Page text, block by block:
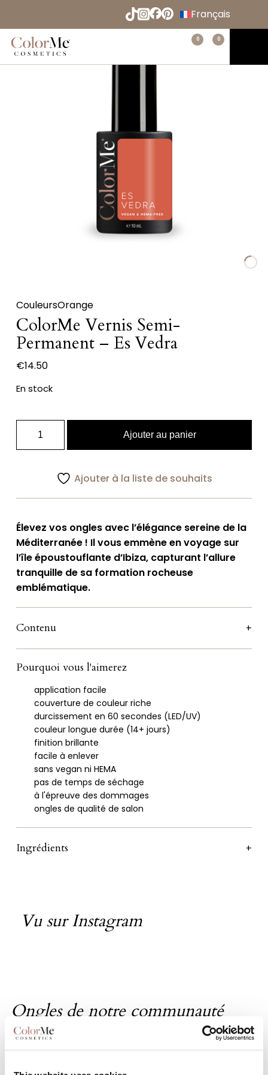
English
Español
Deutsch
Français
Home 0 0
Vu sur Instagram
Ongles de notre communauté
Laissez-vous inspirer par la créativité de notre
communauté.
CouleursOrange
ColorMe Vernis Semi-
Permanent – Es Vedra
€14.50
En stock
Permanent
Es
Vedra
Ajouter au panier
Élevez vos ongles avec l’élégance sereine de la
Méditerranée ! Il vous emmène en voyage sur
l’île époustouflante d’Ibiza, capturant l’allure
tranquille de sa formation rocheuse
emblématique.
Ajouter à la liste de souhaits
Pourquoi vous l'aimerez
application facile
couverture de couleur riche
durcissement en 60 secondes (LED/UV)
couleur longue durée (14+ jours)
finition brillante
facile à enlever
sans vegan ni HEMA
pas de temps de séchage
à l'épreuve des dommages
ongles de qualité de salon
Contenu
Ingrédients